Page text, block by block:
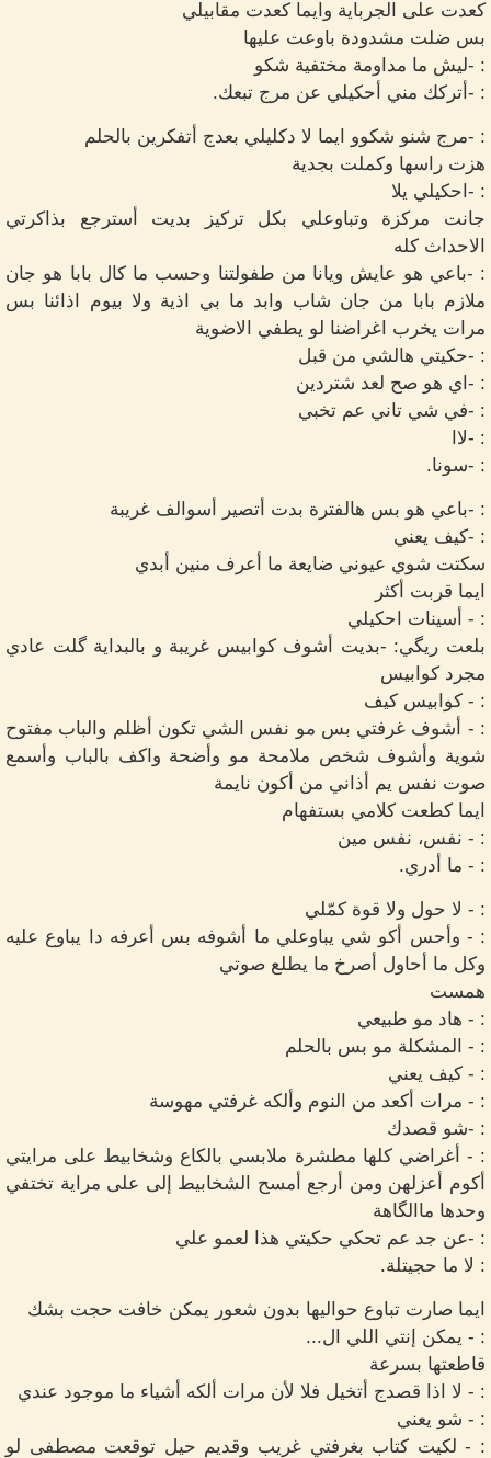
كعدت على الجرباية وايما كعدت مقابيلي
بس ضلت مشدودة باوعت عليها
: -ليش ما مداومة مختفية شكو
: -أتركك مني أحكيلي عن مرج تبعك.
: -مرج شنو شكوو ايما لا دكليلي بعدج أتفكرين بالحلم
هزت راسها وكملت بجدية
: -احكيلي يلا
جانت مركزة وتباوعلي بكل تركيز بديت أسترجع بذاكرتي
الاحداث كله
: -باعي هو عايش ويانا من طفولتنا وحسب ما كال بابا هو جان
ملازم بابا من جان شاب وابد ما بي اذية ولا بيوم اذائنا بس
مرات يخرب اغراضنا لو يطفي الاضوية
: -حكيتي هالشي من قبل
: -اي هو صح لعد شتردين
: -في شي تاني عم تخبي
: -لاا
: -سونا.
: -باعي هو بس هالفترة بدت أتصير أسوالف غريبة
: -كيف يعني
سكتت شوي عيوني ضايعة ما أعرف منين أبدي
ايما قربت أكثر
: - أسينات احكيلي
بلعت ريگي: -بديت أشوف كوابيس غريبة و بالبداية گلت عادي
مجرد كوابيس
: - كوابيس كيف
: - أشوف غرفتي بس مو نفس الشي تكون أظلم والباب مفتوح
شوية وأشوف شخص ملامحة مو وأضحة واكف بالباب وأسمع
صوت نفس يم أذاني من أكون نايمة
ايما كطعت كلامي بستفهام
: - نفس، نفس مين
: - ما أدري.
: - لا حول ولا قوة كمّلي
: - وأحس أكو شي يباوعلي ما أشوفه بس أعرفه دا يباوع عليه
وكل ما أحاول أصرخ ما يطلع صوتي
همست
: - هاد مو طبيعي
: - المشكلة مو بس بالحلم
: - كيف يعني
: - مرات أكعد من النوم وألكه غرفتي مهوسة
: -شو قصدك
: - أغراضي كلها مطشرة ملابسي بالكاع وشخابيط على مرايتي
أكوم أعزلهن ومن أرجع أمسح الشخابيط إلى على مراية تختفي
وحدها ماالگاهة
: -عن جد عم تحكي حكيتي هذا لعمو علي
: لا ما حجيتلة.
ايما صارت تباوع حواليها بدون شعور يمكن خافت حجت بشك
: - يمكن إنتي اللي ال...
قاطعتها بسرعة
: - لا اذا قصدج أتخيل فلا لأن مرات ألكه أشياء ما موجود عندي
: - شو يعني
: - لكيت كتاب بغرفتي غريب وقديم حيل توقعت مصطفى لو